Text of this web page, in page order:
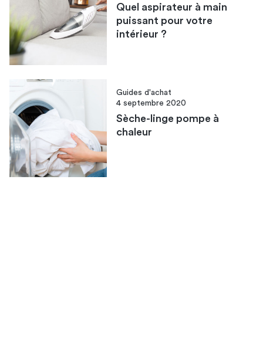
Quel aspirateur à main
puissant pour votre
intérieur ?
Guides d'achat
4 septembre 2020
Sèche-linge pompe à
chaleur